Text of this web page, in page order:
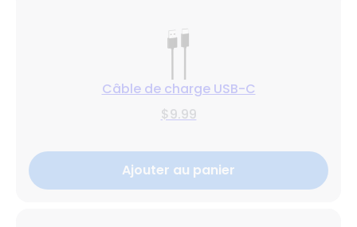
Câble de charge USB-C
$9.99
Ajouter au panier